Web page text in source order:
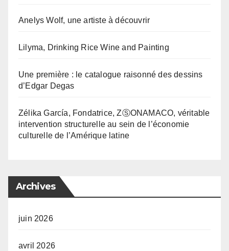
Anelys Wolf, une artiste à découvrir
Lilyma, Drinking Rice Wine and Painting
Une première : le catalogue raisonné des dessins
d’Edgar Degas
Zélika García, Fondatrice, ZⓈONAMACO, véritable
intervention structurelle au sein de l’économie
culturelle de l’Amérique latine
Archives
juin 2026
avril 2026